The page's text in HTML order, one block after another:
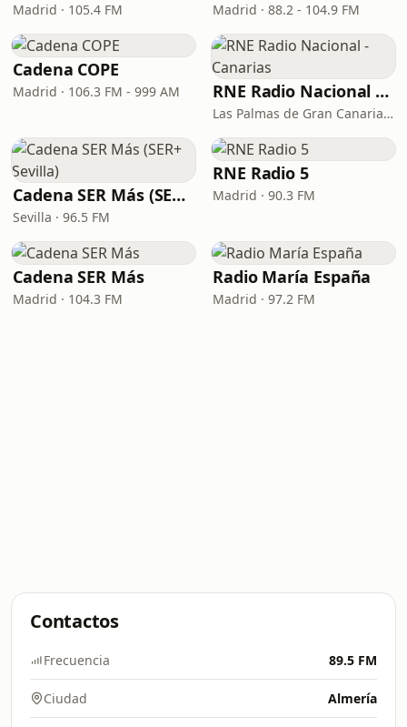
Madrid · 105.4 FM Madrid · 88.2 - 104.9 FM
Cadena COPE
Madrid · 106.3 FM - 999 AM RNE Radio Nacional - Canarias
Las Palmas de Gran Canaria · 92.8 FM
Cadena SER Más (SER+ Sevilla)
Sevilla · 96.5 FM
RNE Radio 5
Madrid · 90.3 FM
Cadena SER Más
Madrid · 104.3 FM
Radio María España
Madrid · 97.2 FM
Contactos
Frecuencia 89.5 FM
Ciudad Almería